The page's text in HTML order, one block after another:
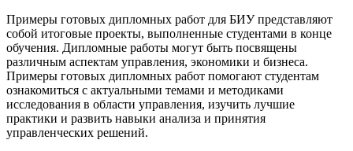
Примеры готовых дипломных работ для БИУ представляют
собой итоговые проекты, выполненные студентами в конце
обучения. Дипломные работы могут быть посвящены
различным аспектам управления, экономики и бизнеса.
Примеры готовых дипломных работ помогают студентам
ознакомиться с актуальными темами и методиками
исследования в области управления, изучить лучшие
практики и развить навыки анализа и принятия
управленческих решений.